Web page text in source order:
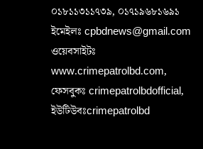
০১৮১১৩১১৭৩৯, ০১৭১৯৬৮১৬৯১
ইমেইলঃ cpbdnews@gmail.com
ওয়েবসাইটঃ
www.crimepatrolbd.com,
ফেসবুকঃ crimepatrolbdofficial,
ইউটিউবঃcrimepatrolbd